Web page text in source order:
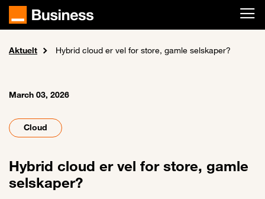
Skip to main content
Home
Aktuelt
Aktuelt Hybrid cloud er vel for store, gamle selskaper?
March 03, 2026
Cloud
Hybrid cloud er vel for store, gamle
selskaper?